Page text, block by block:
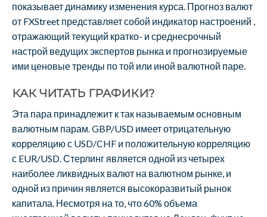
показывает динамику изменения курса. Прогноз валют
от FXStreet представляет собой индикатор настроений ,
отражающий текущий кратко- и среднесрочный
настрой ведущих экспертов рынка и прогнозируемые
ими ценовые тренды по той или иной валютной паре.
КАК ЧИТАТЬ ГРАФИКИ?
Эта пара принадлежит к так называемым основным
валютным парам. GBP/USD имеет отрицательную
корреляцию с USD/CHF и положительную корреляцию
с EUR/USD. Стерлинг является одной из четырех
наиболее ликвидных валют на валютном рынке, и
одной из причин является высокоразвитый рынок
капитала. Несмотря на то, что 60% объема